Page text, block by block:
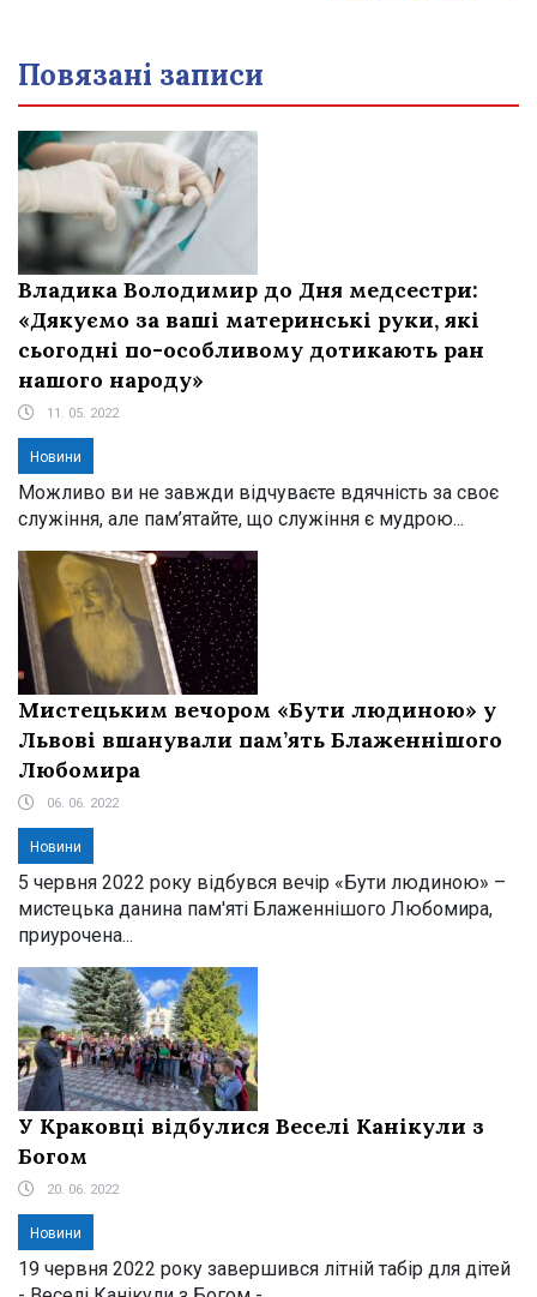
Повязані записи
Владика Володимир до Дня медсестри:
«Дякуємо за ваші материнські руки, які
сьогодні по-особливому дотикають ран
нашого народу»
11. 05. 2022
Новини
Можливо ви не завжди відчуваєте вдячність за своє
служіння, але пам’ятайте, що служіння є мудрою...
Мистецьким вечором «Бути людиною» у
Львові вшанували пам’ять Блаженнішого
Любомира
06. 06. 2022
Новини
5 червня 2022 року відбувся вечір «Бути людиною» –
мистецька данина пам'яті Блаженнішого Любомира,
приурочена...
У Краковці відбулися Веселі Канікули з
Богом
20. 06. 2022
Новини
19 червня 2022 року завершився літній табір для дітей